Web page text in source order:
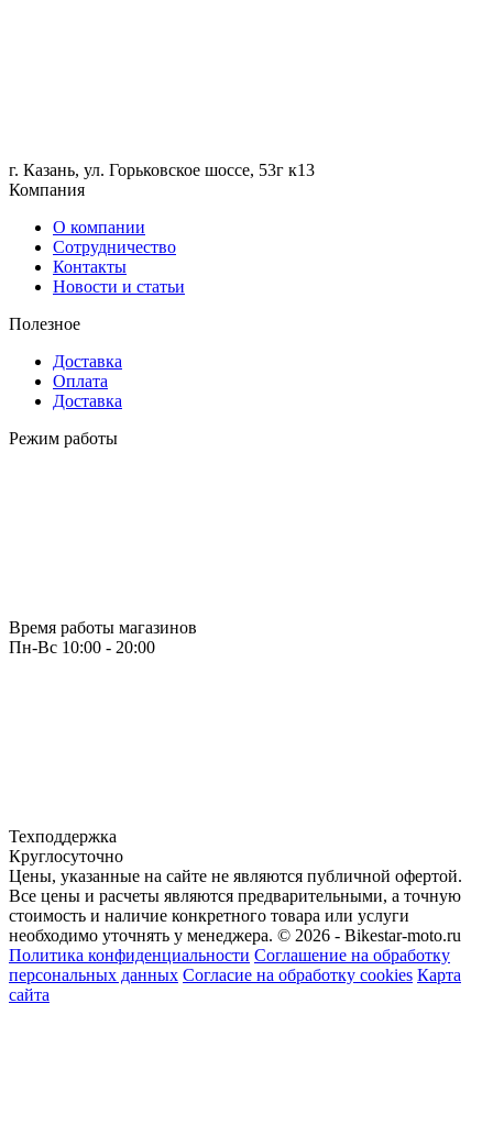
г. Казань, ул. Горьковское шоссе, 53г к13
Компания
О компании
Сотрудничество
Контакты
Новости и статьи
Полезное
Доставка
Оплата
Доставка
Режим работы
Время работы магазинов
Пн-Вс 10:00 - 20:00
Техподдержка
Круглосуточно
Цены, указанные на сайте не являются публичной офертой.
Все цены и расчеты являются предварительными, а точную
стоимость и наличие конкретного товара или услуги
необходимо уточнять у менеджера. © 2026 - Bikestar-moto.ru
Политика конфиденциальности Соглашение на обработку
персональных данных Согласие на обработку cookies Карта
сайта